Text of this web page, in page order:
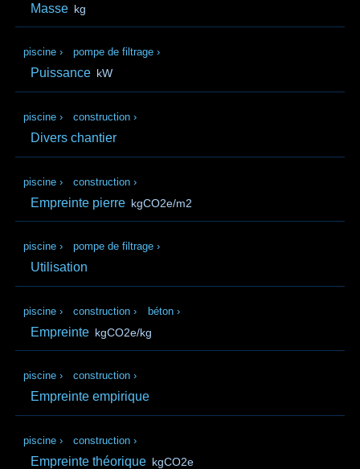
Masse kg
piscine › pompe de filtrage ›
Puissance kW
piscine › construction ›
Divers chantier
piscine › construction ›
Empreinte pierre kgCO2e/m2
piscine › pompe de filtrage ›
Utilisation
piscine › construction › béton ›
Empreinte kgCO2e/kg
piscine › construction ›
Empreinte empirique
piscine › construction ›
Empreinte théorique kgCO2e